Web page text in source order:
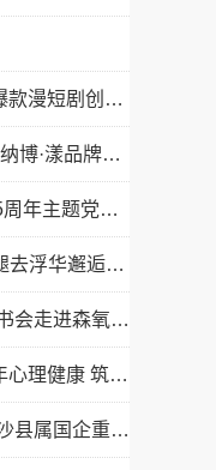
漫枢产品发布会——国内首个AI爆款漫短剧创作平台发布
深耕护肤科研十载 赋能巾帼共富 纳博·漾品牌峰会在杭州举办 开辟国货美妆公益发展新路径
喀什山西商会党支部开展建党105周年主题党日活动
以温柔护肤赴本心，相伴珈芮宝褪去浮华邂逅纯粹真我
书香润心，森氧惠民 高云书院读书会走进森氧优选
张明勇同志建言：以AI赋能青少年心理健康 筑牢人口高质量发展底座
昆仑铸锐刃 匠艺启新篇——英吉沙县属国企重磅推出凯锐者·昆仑初鉴非遗厨刀七件套
当“光场”成为解决方案：一位跨学科实践者重写的视觉健康底层逻辑